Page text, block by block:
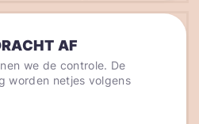
AF
we de controle. De
worden netjes volgens